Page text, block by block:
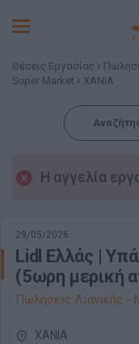
Toggle
Θέσεις Εργασίας
Super Market
ΧΑΝΙΑ
Η αγγελία
29/05/2026
Lidl Ελλάς |
(5ωρη μερική
Πωλήσεις Λιανικής -
ΧΑΝΙΑ